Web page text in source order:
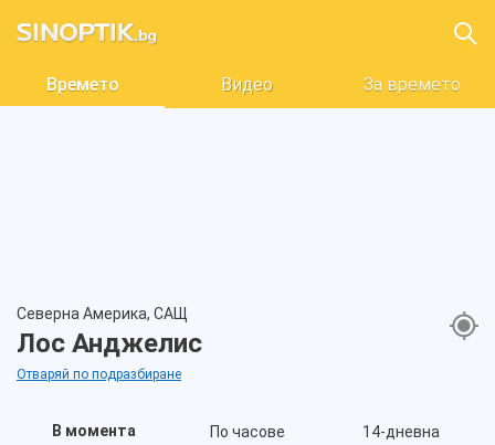
Времето Видео За времето
Северна Америка, САЩ
Лос Анджелис
Отваряй по подразбиране
В момента По часове 14-дневна